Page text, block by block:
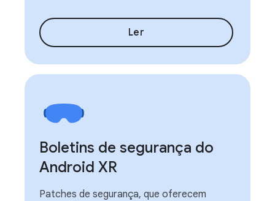
Ler
Boletins de segurança do
Android XR
Patches de segurança, que oferecem